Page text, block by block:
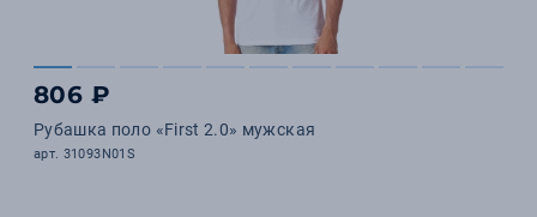
806 ₽
Рубашка поло «First 2.0» мужская
арт. 31093N01S